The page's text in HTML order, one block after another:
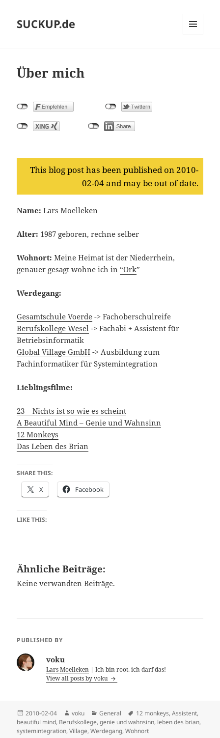
SUCKUP.de
Über mich
This blog post has been published on 2010-
02-04 and may be out of date.
Name: Lars Moelleken
Alter: 1987 geboren, rechne selber
Wohnort: Meine Heimat ist der Niederrhein,
genauer gesagt wohne ich in “Ork”
Werdegang:
Gesamtschule Voerde -> Fachoberschulreife
Berufskollege Wesel -> Fachabi + Assistent für
Betriebsinformatik
Global Village GmbH -> Ausbildung zum
Fachinformatiker für Systemintegration
Lieblingsfilme:
23 – Nichts ist so wie es scheint
A Beautiful Mind – Genie und Wahnsinn
12 Monkeys
Das Leben des Brian
SHARE THIS:
X Facebook
LIKE THIS:
Ähnliche Beiträge:
Keine verwandten Beiträge.
PUBLISHED BY
voku
Lars Moelleken | Ich bin root, ich darf das!
View all posts by voku
Posted
on
2010-02-04 Author
voku Categories
General Tags
12 monkeys,Assistent,
beautiful mind, Berufskollege,genie und wahnsinn, leben des brian,
systemintegration,Village,Werdegang,Wohnort